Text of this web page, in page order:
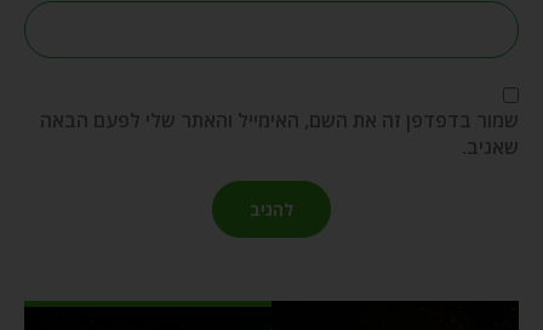
שמור בדפדפן זה את השם, האימייל והאתר שלי לפעם הבאה
שאגיב.